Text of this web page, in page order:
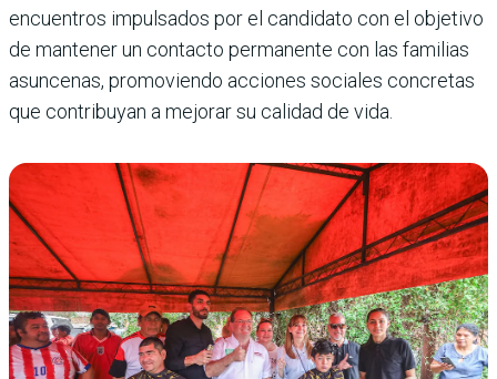
encuentros impulsados por el candidato con el objetivo
de mantener un contacto permanente con las familias
asuncenas, promoviendo acciones sociales concretas
que contribuyan a mejorar su calidad de vida.